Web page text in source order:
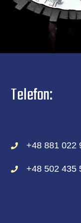
Telefon:
+48 881 022
+48 502 435